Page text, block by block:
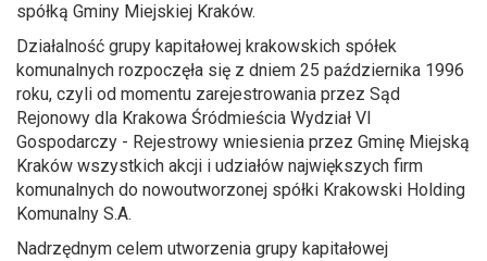
spółką Gminy Miejskiej Kraków.
Działalność grupy kapitałowej krakowskich spółek
komunalnych rozpoczęła się z dniem 25 października 1996
roku, czyli od momentu zarejestrowania przez Sąd
Rejonowy dla Krakowa Śródmieścia Wydział VI
Gospodarczy - Rejestrowy wniesienia przez Gminę Miejską
Kraków wszystkich akcji i udziałów największych firm
komunalnych do nowoutworzonej spółki Krakowski Holding
Komunalny S.A.
Nadrzędnym celem utworzenia grupy kapitałowej